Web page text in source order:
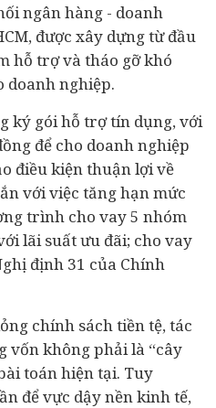
ngân hàng - doanh
được xây dựng từ đầu
hỗ trợ và tháo gỡ khó
doanh nghiệp.
ký gói hỗ trợ tín dụng, với
để cho doanh nghiệp
điều kiện thuận lợi về
với việc tăng hạn mức
trình cho vay 5 nhóm
lãi suất ưu đãi; cho vay
định 31 của Chính
chính sách tiền tệ, tác
vốn không phải là “cây
toán hiện tại. Tuy
để vực dậy nền kinh tế,